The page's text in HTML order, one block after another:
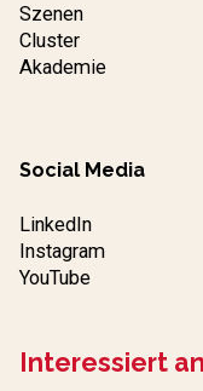
Szenen
Cluster
Akademie
Social Media
LinkedIn
Instagram
YouTube
Interessiert